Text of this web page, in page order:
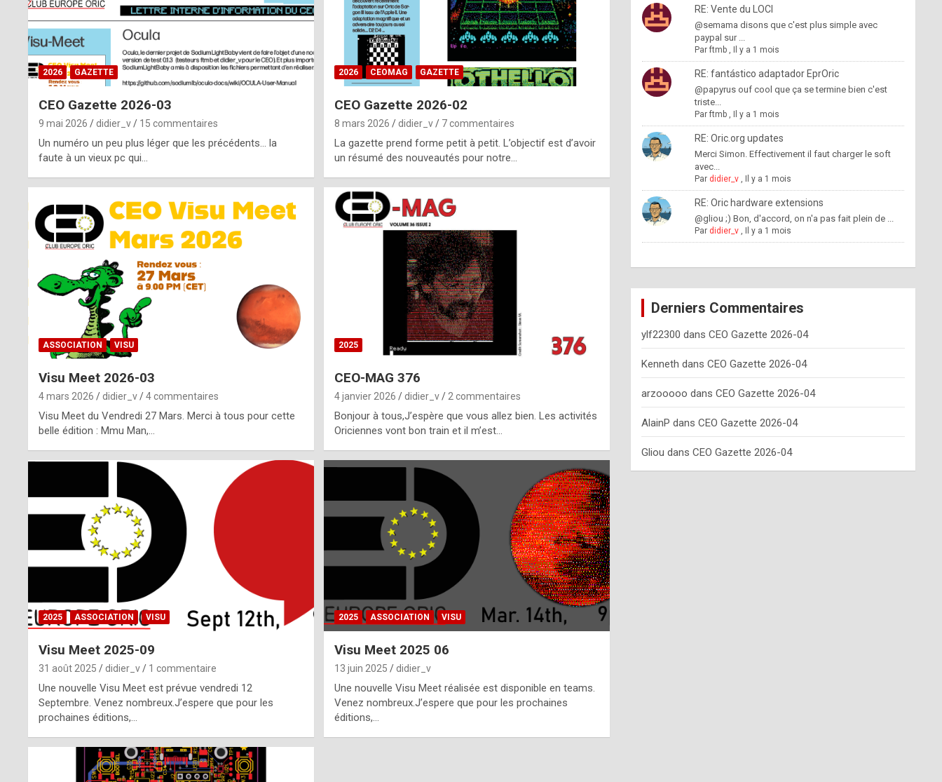
m
2026 GAZETTE
CEO Gazette 2026-03
9 mai 2026 didier_v 15 commentaires
Un numéro un peu plus léger que les précédents… la
faute à un vieux pc qui…
2026 CEOMAG GAZETTE
CEO Gazette 2026-02
8 mars 2026 didier_v 7 commentaires
La gazette prend forme petit à petit. L’objectif est d’avoir
un résumé des nouveautés pour notre…
ASSOCIATION VISU
Visu Meet 2026-03
4 mars 2026 didier_v 4 commentaires
Visu Meet du Vendredi 27 Mars. Merci à tous pour cette
belle édition : Mmu Man,…
2025
CEO-MAG 376
4 janvier 2026 didier_v 2 commentaires
Bonjour à tous,J’espère que vous allez bien. Les activités
Oriciennes vont bon train et il m’est…
2025 ASSOCIATION VISU
Visu Meet 2025-09
31 août 2025 didier_v 1 commentaire
Une nouvelle Visu Meet est prévue vendredi 12
Septembre. Venez nombreux.J’espere que pour les
prochaines éditions,…
2025 ASSOCIATION VISU
Visu Meet 2025 06
13 juin 2025 didier_v
Une nouvelle Visu Meet réalisée est disponible en teams.
Venez nombreux.J’espere que pour les prochaines
éditions,…
RE: Vente du LOCI
@semama disons que c'est plus simple avec
paypal sur ...
Par ftmb, Il y a 1 mois
RE: fantástico adaptador EprOric
@papyrus ouf cool que ça se termine bien c'est
triste...
Par ftmb, Il y a 1 mois
RE: Oric.org updates
Merci Simon. Effectivement il faut charger le soft
avec...
Par didier_v, Il y a 1 mois
RE: Oric hardware extensions
@gliou ;) Bon, d'accord, on n'a pas fait plein de ...
Par didier_v, Il y a 1 mois
Derniers Commentaires
ylf22300 dans CEO Gazette 2026-04
Kenneth dans CEO Gazette 2026-04
arzooooo dans CEO Gazette 2026-04
AlainP dans CEO Gazette 2026-04
Gliou dans CEO Gazette 2026-04